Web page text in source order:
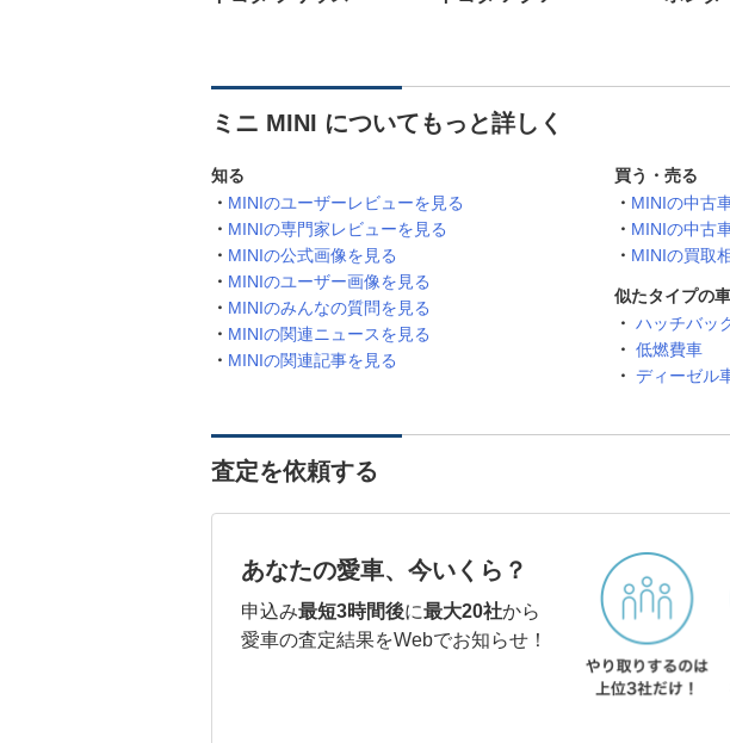
ミニ MINI についてもっと詳しく
知る
MINIのユーザーレビューを見る
MINIの専門家レビューを見る
MINIの公式画像を見る
MINIのユーザー画像を見る
MINIのみんなの質問を見る
MINIの関連ニュースを見る
MINIの関連記事を見る
買う・売る
MINIの中古
MINIの中古
MINIの買取
似たタイプの
ハッチバッ
低燃費車
ディーゼル
査定を依頼する
あなたの愛車、今いくら？
申込み最短3時間後に最大20社から
愛車の査定結果をWebでお知らせ！